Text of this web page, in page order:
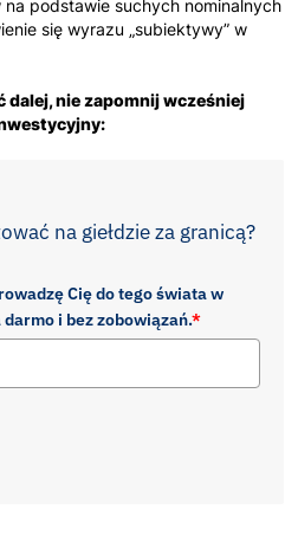
na podstawie suchych nominalnych
się wyrazu „subiektywy” w
dalej, nie zapomnij wcześniej
na giełdzie za granicą?
Cię do tego świata w
i bez zobowiązań.*